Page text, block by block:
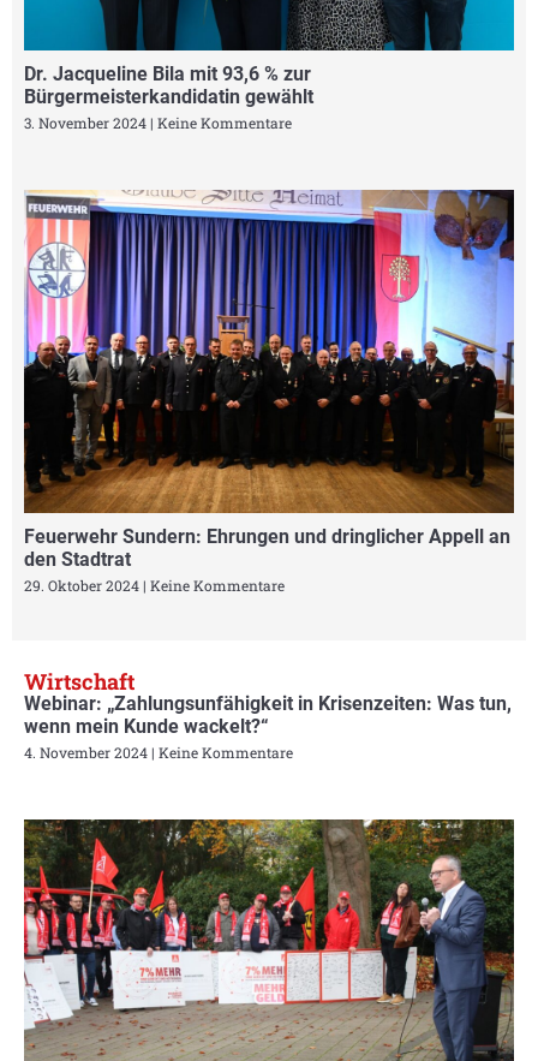
Dr. Jacqueline Bila mit 93,6 % zur
Bürgermeisterkandidatin gewählt
3. November 2024 Keine Kommentare
Feuerwehr Sundern: Ehrungen und dringlicher Appell an
den Stadtrat
29. Oktober 2024 Keine Kommentare
Wirtschaft
Webinar: „Zahlungsunfähigkeit in Krisenzeiten: Was tun,
wenn mein Kunde wackelt?“
4. November 2024 Keine Kommentare